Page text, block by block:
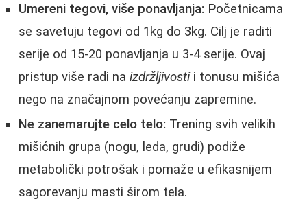
Umereni tegovi, više ponavljanja: Početnicama
se savetuju tegovi od 1kg do 3kg. Cilj je raditi
serije od 15-20 ponavljanja u 3-4 serije. Ovaj
pristup više radi na izdržljivostii tonusu mišića
nego na značajnom povećanju zapremine.
Ne zanemarujte celo telo: Trening svih velikih
mišićnih grupa (nogu, leda, grudi) podiže
metabolički potrošak i pomaže u efikasnijem
sagorevanju masti širom tela.